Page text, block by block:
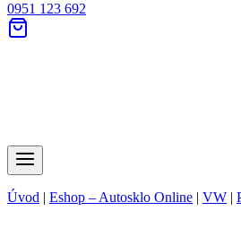
0951 123 692
Úvod | Eshop – Autosklo Online | VW |